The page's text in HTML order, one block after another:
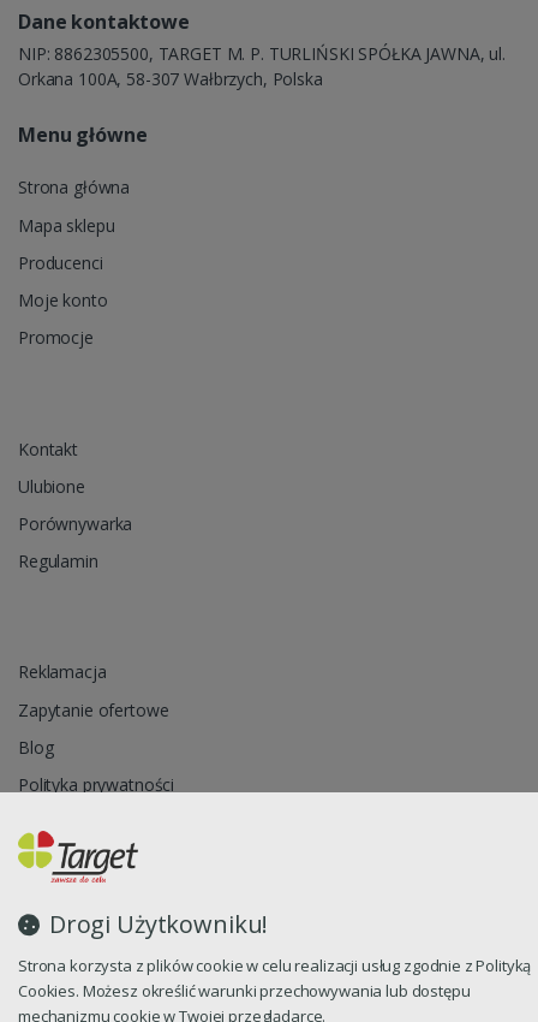
Drogi Użytkowniku!
Strona korzysta z plików cookie w celu realizacji usług zgodnie z Polityką
Cookies. Możesz określić warunki przechowywania lub dostępu
mechanizmu cookie w Twojej przeglądarce.
Dane kontaktowe
NIP: 8862305500, TARGET M. P. TURLIŃSKI SPÓŁKA JAWNA, ul.
Orkana 100A, 58-307 Wałbrzych, Polska
Menu główne
Strona główna
Mapa sklepu
Producenci
Moje konto
Promocje
Kontakt
Ulubione
Porównywarka
Regulamin
Reklamacja
Zapytanie ofertowe
Blog
Polityka prywatności
Oprogramowanie sklepu internetowego dostarcza